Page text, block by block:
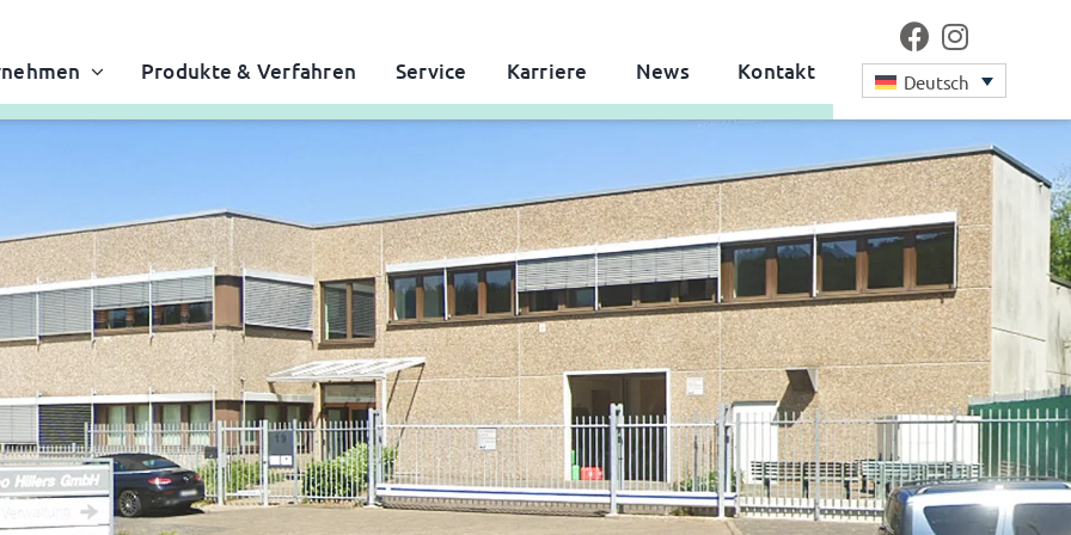
Produkte & Verfahren Service Karriere News Kontakt Deutsch